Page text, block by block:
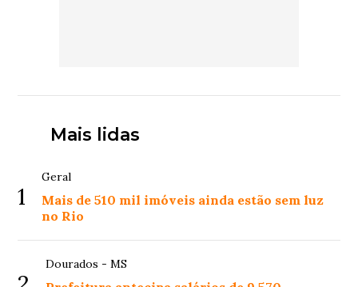
Mais lidas
1
Geral
Mais de 510 mil imóveis ainda estão sem luz
no Rio
Dourados - MS